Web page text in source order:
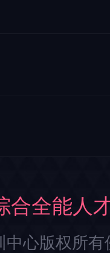
合全能人
心版权所有